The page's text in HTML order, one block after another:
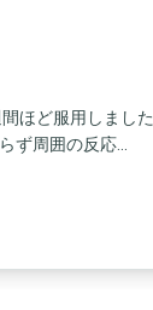
ほど服用しまし
ず周囲の反応...